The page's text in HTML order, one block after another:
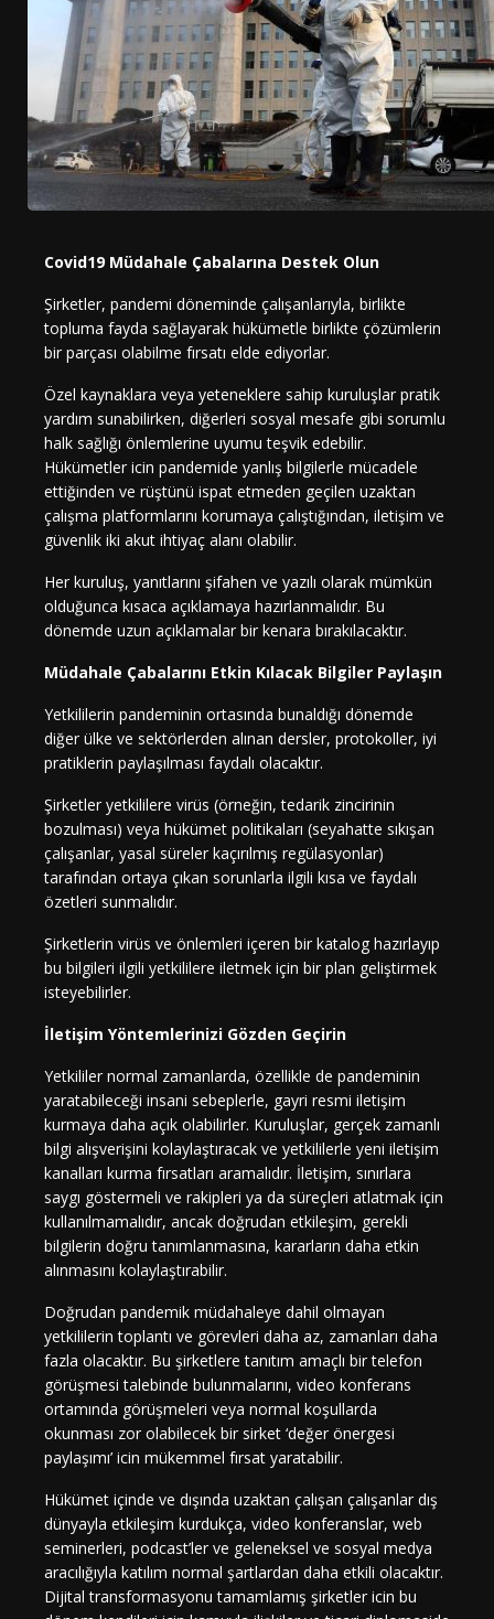
Covid19 Müdahale Çabalarına Destek Olun
Şirketler, pandemi döneminde çalışanlarıyla, birlikte
topluma fayda sağlayarak hükümetle birlikte çözümlerin
bir parçası olabilme fırsatı elde ediyorlar.
Özel kaynaklara veya yeteneklere sahip kuruluşlar pratik
yardım sunabilirken, diğerleri sosyal mesafe gibi sorumlu
halk sağlığı önlemlerine uyumu teşvik edebilir.
Hükümetler icin pandemide yanlış bilgilerle mücadele
ettiğinden ve rüştünü ispat etmeden geçilen uzaktan
çalışma platformlarını korumaya çalıştığından, iletişim ve
güvenlik iki akut ihtiyaç alanı olabilir.
Her kuruluş, yanıtlarını şifahen ve yazılı olarak mümkün
olduğunca kısaca açıklamaya hazırlanmalıdır. Bu
dönemde uzun açıklamalar bir kenara bırakılacaktır.
Müdahale Çabalarını Etkin Kılacak Bilgiler Paylaşın
Yetkililerin pandeminin ortasında bunaldığı dönemde
diğer ülke ve sektörlerden alınan dersler, protokoller, iyi
pratiklerin paylaşılması faydalı olacaktır.
Şirketler yetkililere virüs (örneğin, tedarik zincirinin
bozulması) veya hükümet politikaları (seyahatte sıkışan
çalışanlar, yasal süreler kaçırılmış regülasyonlar)
tarafından ortaya çıkan sorunlarla ilgili kısa ve faydalı
özetleri sunmalıdır.
Şirketlerin virüs ve önlemleri içeren bir katalog hazırlayıp
bu bilgileri ilgili yetkililere iletmek için bir plan geliştirmek
isteyebilirler.
İletişim Yöntemlerinizi Gözden Geçirin
Yetkililer normal zamanlarda, özellikle de pandeminin
yaratabileceği insani sebeplerle, gayri resmi iletişim
kurmaya daha açık olabilirler. Kuruluşlar, gerçek zamanlı
bilgi alışverişini kolaylaştıracak ve yetkililerle yeni iletişim
kanalları kurma fırsatları aramalıdır. İletişim, sınırlara
saygı göstermeli ve rakipleri ya da süreçleri atlatmak için
kullanılmamalıdır, ancak doğrudan etkileşim, gerekli
bilgilerin doğru tanımlanmasına, kararların daha etkin
alınmasını kolaylaştırabilir.
Doğrudan pandemik müdahaleye dahil olmayan
yetkililerin toplantı ve görevleri daha az, zamanları daha
fazla olacaktır. Bu şirketlere tanıtım amaçlı bir telefon
görüşmesi talebinde bulunmalarını, video konferans
ortamında görüşmeleri veya normal koşullarda
okunması zor olabilecek bir sirket ‘değer önergesi
paylaşımı’ icin mükemmel fırsat yaratabilir.
Hükümet içinde ve dışında uzaktan çalışan çalışanlar dış
dünyayla etkileşim kurdukça, video konferanslar, web
seminerleri, podcast’ler ve geleneksel ve sosyal medya
aracılığıyla katılım normal şartlardan daha etkili olacaktır.
Dijital transformasyonu tamamlamış şirketler icin bu